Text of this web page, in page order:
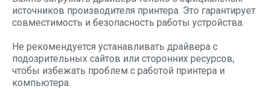
источников производителя принтера. Это гарантирует
совместимость и безопасность работы устройства.
Не рекомендуется устанавливать драйвера с
подозрительных сайтов или сторонних ресурсов,
чтобы избежать проблем с работой принтера и
компьютера.